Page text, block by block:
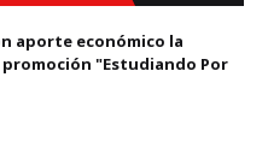
aporte económico la
"Estudiando Por